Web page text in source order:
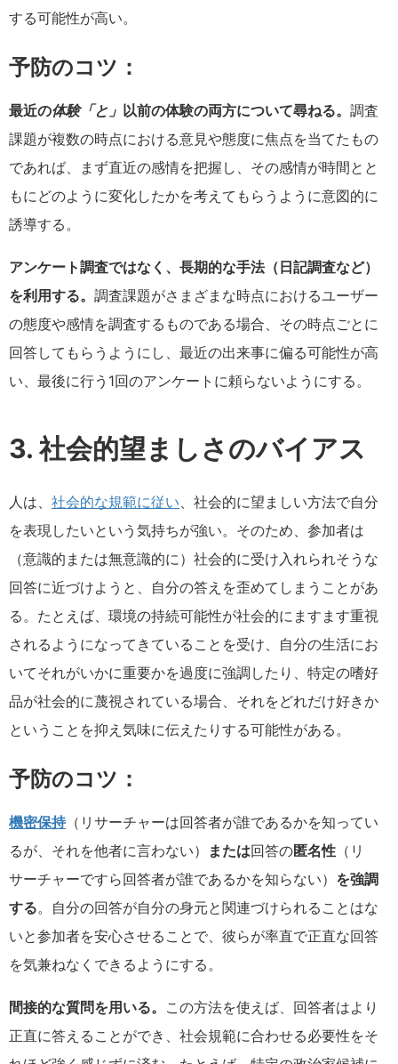
する可能性が高い。
予防のコツ：
最近の体験「と」 以前の体験の両方について尋ねる。 調査
課題が複数の時点における意見や態度に焦点を当てたもの
であれば、まず直近の感情を把握し、その感情が時間とと
もにどのように変化したかを考えてもらうように意図的に
誘導する。
アンケート調査ではなく、長期的な手法（日記調査など）
を利用する。 調査課題がさまざまな時点におけるユーザー
の態度や感情を調査するものである場合、その時点ごとに
回答してもらうようにし、最近の出来事に偏る可能性が高
い、最後に行う1回のアンケートに頼らないようにする。
3. 社会的望ましさのバイアス
人は、 社会的な規範に従い、社会的に望ましい方法で自分
を表現したいという気持ちが強い。そのため、参加者は
（意識的または無意識的に）社会的に受け入れられそうな
回答に近づけようと、自分の答えを歪めてしまうことがあ
る。たとえば、環境の持続可能性が社会的にますます重視
されるようになってきていることを受け、自分の生活にお
いてそれがいかに重要かを過度に強調したり、特定の嗜好
品が社会的に蔑視されている場合、それをどれだけ好きか
ということを抑え気味に伝えたりする可能性がある。
予防のコツ：
機密保持（リサーチャーは回答者が誰であるかを知ってい
るが、それを他者に言わない）
または回答の匿名性 （リ
サーチャーですら回答者が誰であるかを知らない） を強調
する。自分の回答が自分の身元と関連づけられることはな
いと参加者を安心させることで、彼らが率直で正直な回答
を気兼ねなくできるようにする。
間接的な質問を用いる。 この方法を使えば、回答者はより
正直に答えることができ、社会規範に合わせる必要性をそ